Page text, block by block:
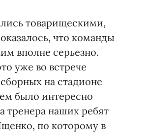
товарищескими,
что команды
вполне серьезно.
уже во встрече
на стадионе
было интересно
тренера наших ребят
по которому в